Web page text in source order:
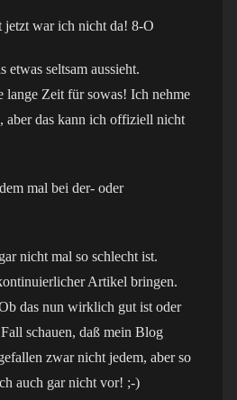
jetzt war ich nicht da! 8-O
seltsam aussieht.
lange Zeit für sowas! Ich nehme
aber das kann ich offiziell nicht
mal bei der- oder
nicht mal so schlecht ist.
Artikel bringen.
das nun wirklich gut ist oder
schauen, daß mein Blog
zwar nicht jedem, aber so
auch gar nicht vor! ;-)